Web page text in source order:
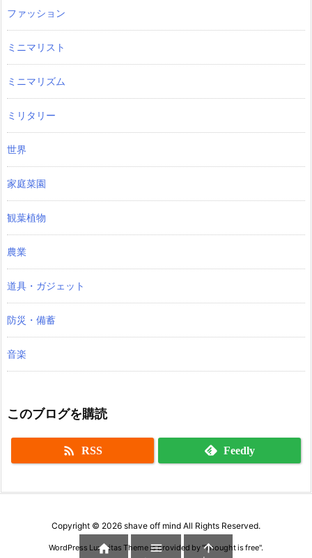
ファッション
ミニマリスト
ミニマリズム
ミリタリー
世界
家庭菜園
観葉植物
農業
道具・ガジェット
防災・備蓄
音楽
このブログを購読
 RSS Feedly
Copyright © 2026 shave off mind All Rights Reserved.
WordPress Luxeritas Theme is provided by "Thought is free".
  